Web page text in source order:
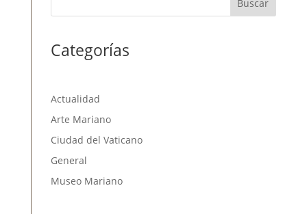
Buscar
Categorías
Actualidad
Arte Mariano
Ciudad del Vaticano
General
Museo Mariano